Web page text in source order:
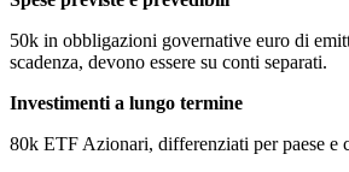
50k in obbligazioni governative euro di
scadenza, devono essere su conti separati.
Investimenti a lungo termine
80k ETF Azionari, differenziati per paese e